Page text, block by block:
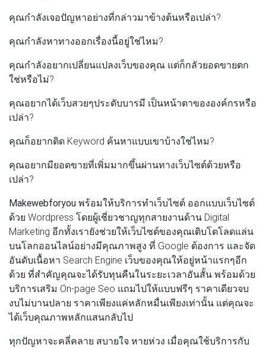
คุณกำลังเจอปัญหาอย่างที่กล่าวมาข้างต้นหรือเปล่า?
คุณกำลังหาทางออกเรื่องนี้อยู่ใช่ไหม?
คุณกำลังอยากเปลี่ยนแปลงเว็บของคุณ แต่ก็กลัวยอดขายตก
ใช่หรือไม่?
คุณอยากได้เว็บสวยๆประดับบารมี เป็นหน้าตาขององค์กรหรือ
เปล่า?
คุณก็อยากติด Keyword ค้นหาแบบเขาบ้างใช่ไหม?
คุณอยากมียอดขายที่เพิ่มมากขึ้นผ่านทางเว็บไซต์ด้วยหรือ
เปล่า?
Makewebforyou พร้อมให้บริการทำเว็บไซต์ ออกแบบเว็บไซต์
ด้วย Wordpress โดยผู้เชี่ยวชาญทุกสายงานด้าน Digital
Marketing อีกทั้งเรายังช่วยให้เว็บไซต์ของคุณเติบโตโลดแล่น
บนโลกออนไลน์อย่างมีคุณภาพสูง ที่ Google ต้องการ และจัด
อันดับเนื้อหา Search Engine เว็บของคุณให้อยู่หน้าแรกๆอีก
ด้วย ที่สำคัญคุณจะได้รับทุนคืนในระยะเวลาอันสั้น พร้อมด้วย
บริการเสริม On-page Seo แถมไปให้แบบฟรีๆ ราคาเดียวจบ
งบไม่บานปลาย ราคาเพียงแค่หลักหมื่นเพียงเท่านั้น แต่คุณจะ
ได้เว็บคุณภาพหลักแสนกลับไป
ทุกปัญหาจะคลี่คลาย สบายใจ หายห่วง เมื่อคุณใช้บริการกับ